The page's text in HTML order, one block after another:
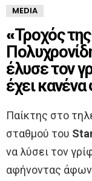
MEDIA
«Τροχός
έλυσε τον
έχει
Παίκτης στο
σταθμού του
να λύσει τον
αφήνοντας